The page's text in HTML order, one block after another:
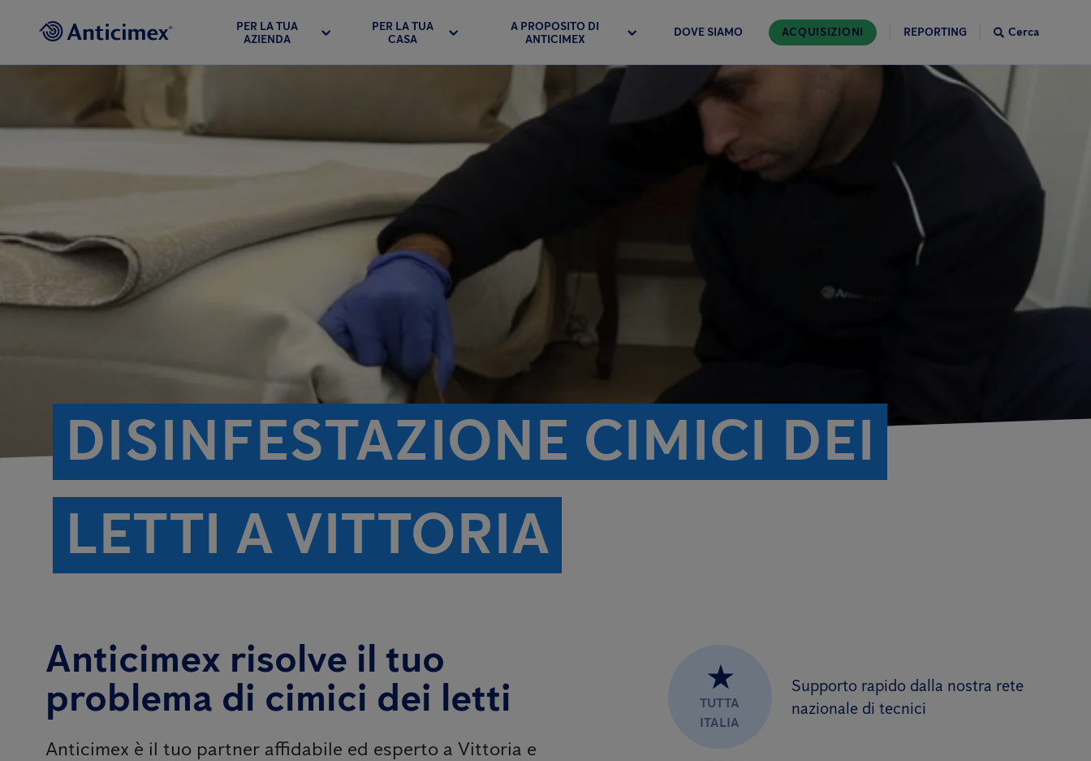
PER LA TUA
AZIENDA
PER LA TUA
CASA
A PROPOSITO DI
ANTICIMEX
DOVE SIAMO ACQUISIZIONI REPORTING Cerca
DISINFESTAZIONE CIMICI DEI
LETTI A VITTORIA
Anticimex risolve il tuo
problema di cimici dei letti
Anticimex è il tuo partner affidabile ed esperto a Vittoria e
★
TUTTA
ITALIA
Supporto rapido dalla nostra rete
nazionale di tecnici